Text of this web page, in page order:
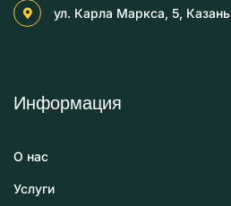
ул. Карла Маркса, 5, Казань
Информация
О нас
Услуги